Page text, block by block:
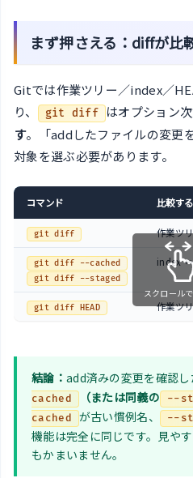
まず押さえる：diffが比
Gitでは作業ツリー／index／
り、
git diff はオプション
す。「addしたファイルの変更
対象を選ぶ必要があります。
コマンド 比較す
git diff 作業ツ
git diff --cached
git diff --staged
index ↔
git diff HEAD 作業ツ
スクロール
結論： add済みの変更を確認し
cached
（または同義の --
cached
が古い慣例名、 --
機能は完全に同じです。見や
もかまいません。